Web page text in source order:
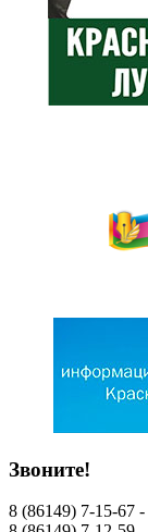
Звоните!
8 (86149) 7-15-67 -